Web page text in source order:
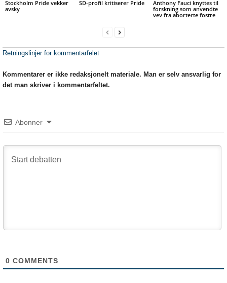
Stockholm Pride vekker
avsky
SD-profil kritiserer Pride
Anthony Fauci knyttes til
forskning som anvendte
vev fra aborterte fostre
Retningslinjer for kommentarfelet
Kommentarer er ikke redaksjonelt materiale. Man er selv ansvarlig for
det man skriver i kommentarfeltet.
Abonner
0 COMMENTS